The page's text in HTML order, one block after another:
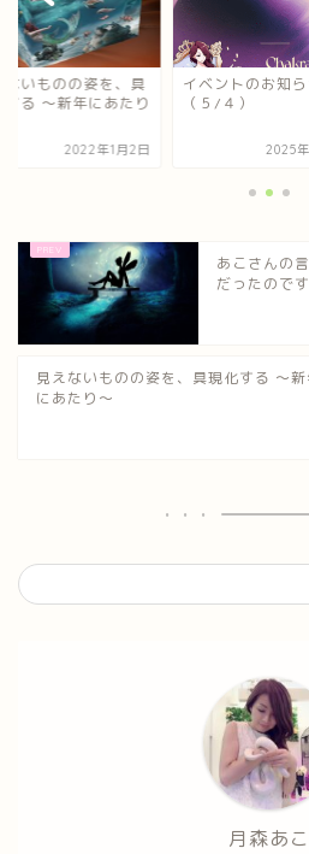
ないものの姿を、具
する ～新年にあたり
2022年1月2日
イベントのお知
（５/４）
2025
あこさんの
だったのです
見えないものの姿を、具現化する ～新
にあたり～
月森あこ